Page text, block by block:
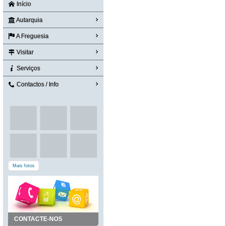
Início
Autarquia
A Freguesia
Visitar
Serviços
Contactos / Info
Mais fotos
CONTACTE-NOS